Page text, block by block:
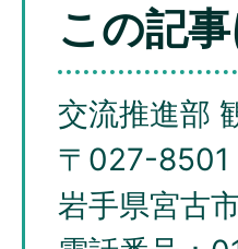
この記
交流推進部
〒027-8501
岩手県宮古